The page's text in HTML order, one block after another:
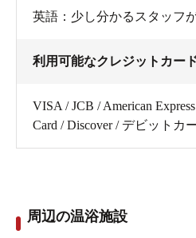
英語：少し分かるスタッフ
利用可能なクレジットカー
VISA / JCB / American
Card / Discover / デビットカ
周辺の温浴施設